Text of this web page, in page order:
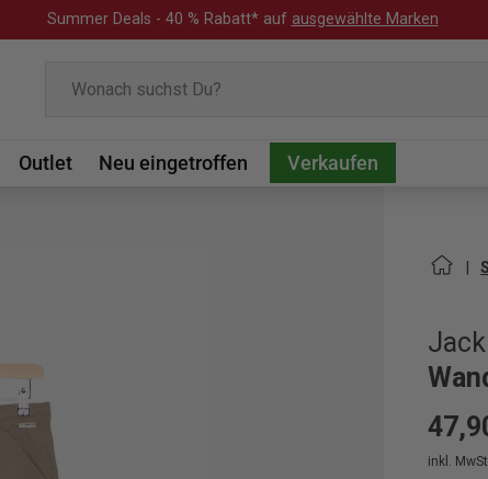
Summer Deals - 40 % Rabatt* auf ausgewählte Marken
Outlet Neu eingetroffen Verkaufen
inkl.